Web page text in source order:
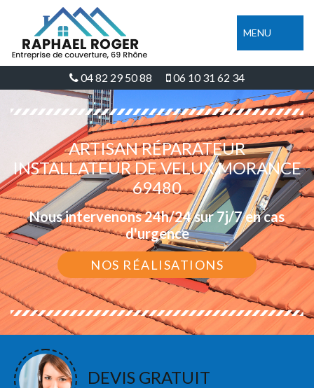
MENU
04 82 29 50 88 06 10 31 62 34
ARTISAN RÉPARATEUR
INSTALLATEUR DE VELUX MORANCE
69480
Nous intervenons 24h/24 sur 7j/7 en cas
d'urgence
NOS RÉALISATIONS
DEVIS GRATUIT